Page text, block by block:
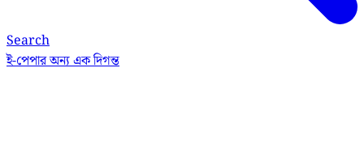
Search
ই-পেপারঅন্য এক দিগন্ত